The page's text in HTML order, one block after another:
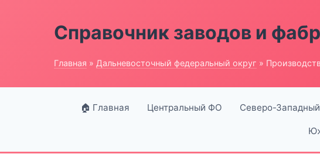
Справочник заводов и
Главная » Дальневосточный федеральный округ »
🏠 Главная Центральный ФО Северо-